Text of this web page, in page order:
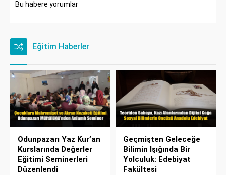
Bu habere yorumlar
Eğitim Haberler
Odunpazarı Yaz Kur’an
Kurslarında Değerler
Eğitimi Seminerleri
Düzenlendi
Geçmişten Geleceğe
Bilimin Işığında Bir
Yolculuk: Edebiyat
Fakültesi